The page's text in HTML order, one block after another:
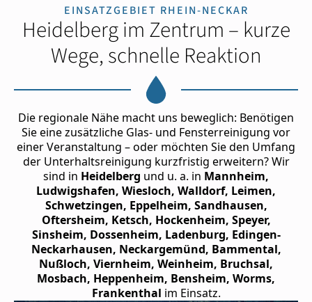
EINSATZGEBIET RHEIN-NECKAR
Heidelberg im Zentrum – kurze
Wege, schnelle Reaktion
Die regionale Nähe macht uns beweglich: Benötigen
Sie eine zusätzliche Glas- und Fensterreinigung vor
einer Veranstaltung – oder möchten Sie den Umfang
der Unterhaltsreinigung kurzfristig erweitern? Wir
sind in Heidelberg und u. a. in Mannheim,
Ludwigshafen, Wiesloch, Walldorf, Leimen,
Schwetzingen, Eppelheim, Sandhausen,
Oftersheim, Ketsch, Hockenheim, Speyer,
Sinsheim, Dossenheim, Ladenburg, Edingen-
Neckarhausen, Neckargemünd, Bammental,
Nußloch, Viernheim, Weinheim, Bruchsal,
Mosbach, Heppenheim, Bensheim, Worms,
Frankenthal im Einsatz.